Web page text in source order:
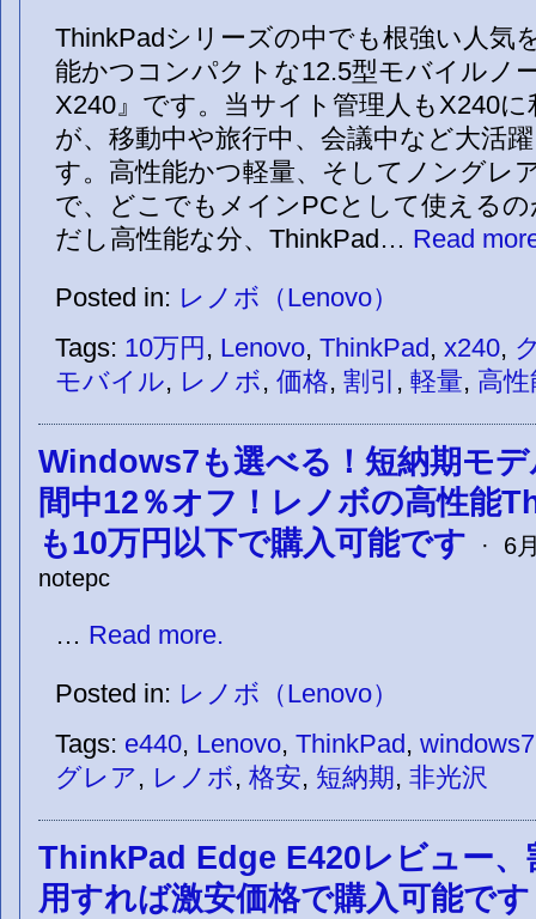
ThinkPadシリーズの中でも根強い人気
能かつコンパクトな12.5型モバイルノ
X240』です。当サイト管理人もX240
が、移動中や旅行中、会議中など大活
す。高性能かつ軽量、そしてノングレ
で、どこでもメインPCとして使える
だし高性能な分、ThinkPad… Read
Posted in: レノボ（Lenovo）
Tags: 10万円 , Lenovo, ThinkPad , x240,
モバイル, レノボ, 価格, 割引 , 軽量, 高性
Windows7も選べる！短納期モ
間中12％オフ！レノボの高性能
も10万円以下で購入可能です
· 6
notepc
… Read more.
Posted in: レノボ（Lenovo）
Tags: e440, Lenovo, ThinkPad , windows7
グレア, レノボ, 格安, 短納期 , 非光沢
ThinkPad Edge E420レビュー、
用すれば激安価格で購入可能です